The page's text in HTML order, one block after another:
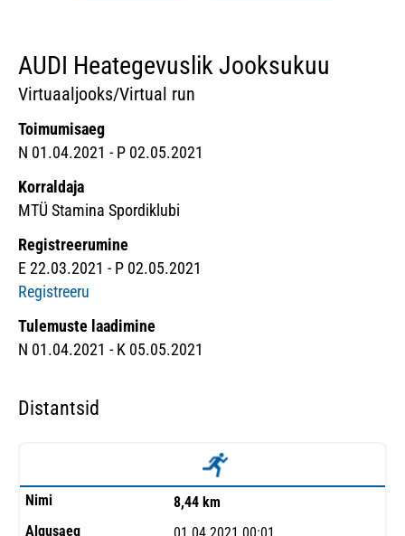
AUDI Heategevuslik Jooksukuu
Virtuaaljooks/Virtual run
Toimumisaeg
N 01.04.2021 - P 02.05.2021
Korraldaja
MTÜ Stamina Spordiklubi
Registreerumine
E 22.03.2021 - P 02.05.2021
Registreeru
Tulemuste laadimine
N 01.04.2021 - K 05.05.2021
Distantsid
8,44 km
01.04.2021 00:01